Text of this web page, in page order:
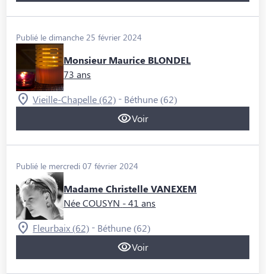
Publié le dimanche 25 février 2024
Monsieur Maurice BLONDEL
73 ans
Vieille-Chapelle (62) - Béthune (62)
Voir
Publié le mercredi 07 février 2024
Madame Christelle VANEXEM
Née COUSYN - 41 ans
Fleurbaix (62) - Béthune (62)
Voir